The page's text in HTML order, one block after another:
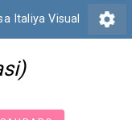
Italiya Visual settings